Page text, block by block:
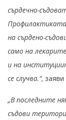
сърдечно-
на сърдено-
само на
и на
се случва.“,
„В последните
съдови